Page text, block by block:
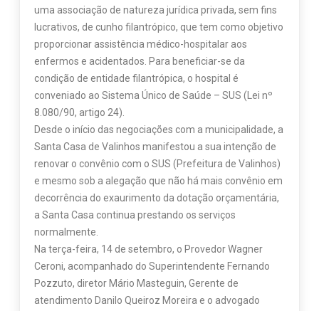
uma associação de natureza jurídica privada, sem fins
lucrativos, de cunho filantrópico, que tem como objetivo
proporcionar assistência médico-hospitalar aos
enfermos e acidentados. Para beneficiar-se da
condição de entidade filantrópica, o hospital é
conveniado ao Sistema Único de Saúde – SUS (Lei nº
8.080/90, artigo 24).
Desde o início das negociações com a municipalidade, a
Santa Casa de Valinhos manifestou a sua intenção de
renovar o convênio com o SUS (Prefeitura de Valinhos)
e mesmo sob a alegação que não há mais convênio em
decorrência do exaurimento da dotação orçamentária,
a Santa Casa continua prestando os serviços
normalmente.
Na terça-feira, 14 de setembro, o Provedor Wagner
Ceroni, acompanhado do Superintendente Fernando
Pozzuto, diretor Mário Masteguin, Gerente de
atendimento Danilo Queiroz Moreira e o advogado